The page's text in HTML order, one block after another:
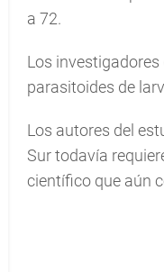
a 72.
Los
parasitoides de
Los autores del
Sur todavía
científico que aún